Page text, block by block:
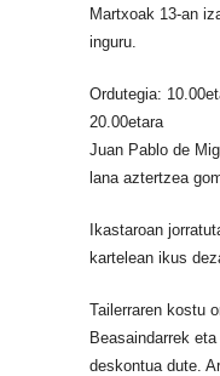
Martxoak 13-an
inguru.
Ordutegia:
20.00etara
Juan Pablo de
lana aztertzea
Ikastaroan
kartelean ikus
Tailerraren kostu
Beasaindarrek
deskontua dute.